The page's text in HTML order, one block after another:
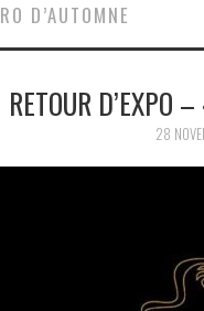
D’AUTOMNE
RETOUR D’EXPO
28